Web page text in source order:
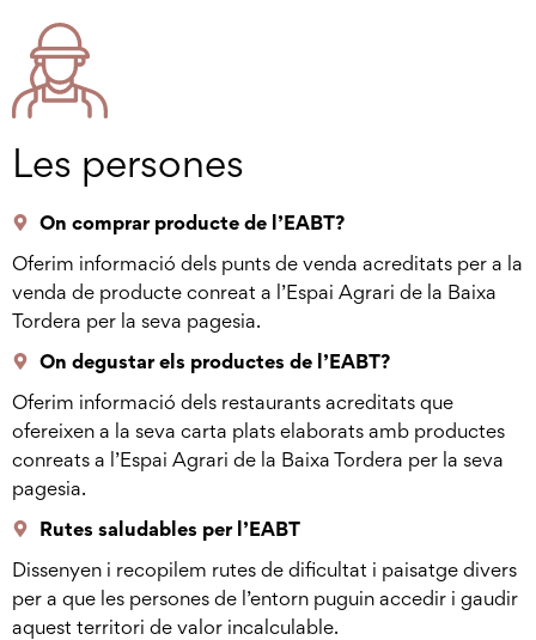
Les persones
On comprar producte de l’EABT?
Oferim informació dels punts de venda acreditats per a la
venda de producte conreat a l’Espai Agrari de la Baixa
Tordera per la seva pagesia.
On degustar els productes de l’EABT?
Oferim informació dels restaurants acreditats que
ofereixen a la seva carta plats elaborats amb productes
conreats a l’Espai Agrari de la Baixa Tordera per la seva
pagesia.
Rutes saludables per l’EABT
Dissenyen i recopilem rutes de dificultat i paisatge divers
per a que les persones de l’entorn puguin accedir i gaudir
aquest territori de valor incalculable.